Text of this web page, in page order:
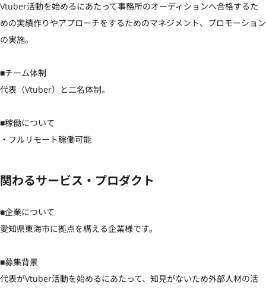
Vtuber活動を始めるにあたって事務所のオーディションへ合格するた
めの実績作りやアプローチをするためのマネジメント、プロモーション
の実施。
■チーム体制
代表（Vtuber）と二名体制。
■稼働について
・フルリモート稼働可能
関わるサービス・プロダクト
■企業について
愛知県東海市に拠点を構える企業様です。
■募集背景
代表がVtuber活動を始めるにあたって、知見がないため外部人材の活